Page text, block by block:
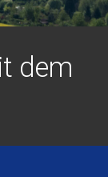
dem